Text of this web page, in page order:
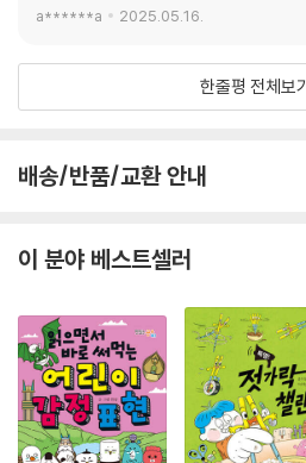
a******a 2025.05.16.
한줄평 전체보기
배송/반품/교환 안내
이 분야 베스트셀러